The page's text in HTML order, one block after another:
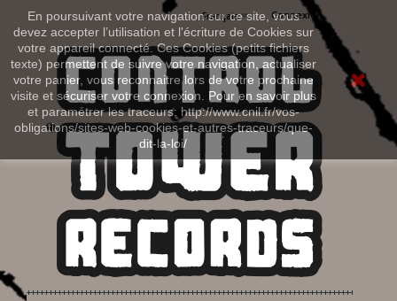
En poursuivant votre navigation sur ce site, vous
devez accepter l’utilisation et l'écriture de Cookies sur
votre appareil connecté. Ces Cookies (petits fichiers
texte) permettent de suivre votre navigation, actualiser
votre panier, vous reconnaitre lors de votre prochaine
visite et sécuriser votre connexion. Pour en savoir plus
et paramétrer les traceurs: http://www.cnil.fr/vos-
obligations/sites-web-cookies-et-autres-traceurs/que-
dit-la-loi/
Connexion
Français